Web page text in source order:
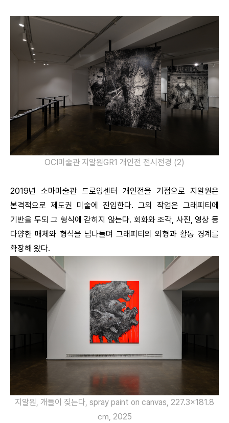
OCI미술관 지알원GR1 개인전 전시전경 (2)
2019년 소마미술관 드로잉센터 개인전을 기점으로 지알원은
본격적으로 제도권 미술에 진입한다. 그의 작업은 그래피티에
기반을 두되 그 형식에 갇히지 않는다. 회화와 조각, 사진, 영상 등
다양한 매체와 형식을 넘나들며 그래피티의 외형과 활동 경계를
확장해 왔다.
지알원, 개들이 짖는다, spray paint on canvas, 227.3×181.8
㎝, 2025